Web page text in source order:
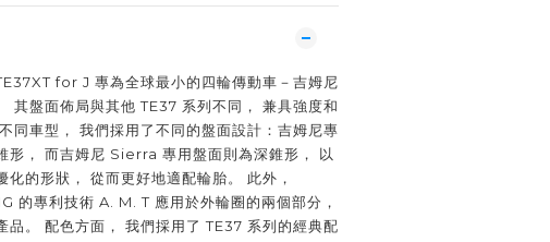
for J 專為全球最小的四輪傳動車－吉姆尼
其盤面佈局與其他 TE37 系列不同， 兼具強度和
同車型， 我們採用了不同的盤面設計：吉姆尼專
形， 而吉姆尼 Sierra 專用盤面則為深錐形， 以
化的形狀， 從而更好地適配輪胎。 此外，
的專利技術 A. M. T 應用於外輪圈的兩個部分，
品。 配色方面， 我們採用了 TE37 系列的經典配